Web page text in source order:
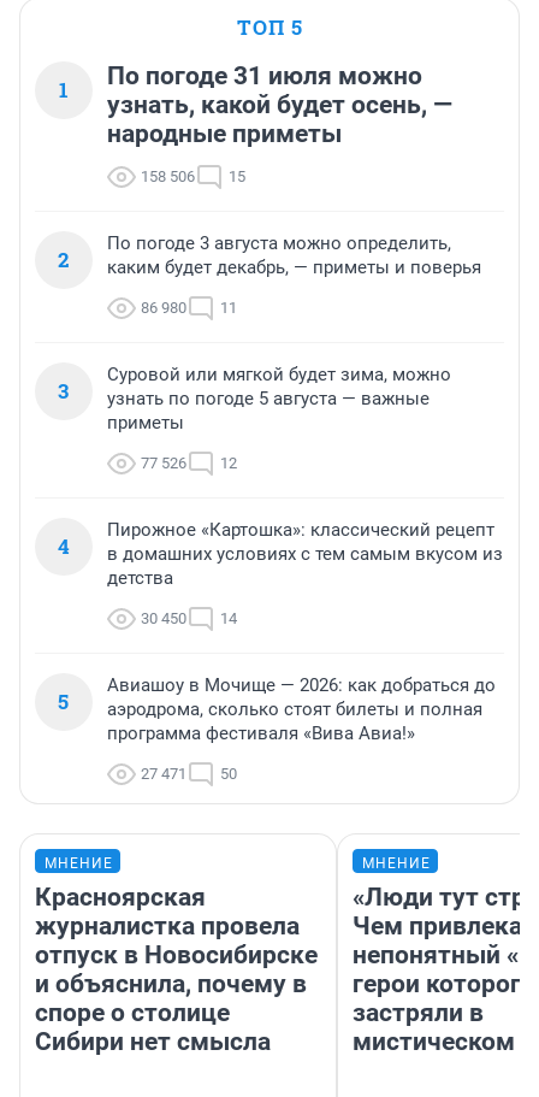
ТОП 5
1
По погоде 31 июля можно
узнать, какой будет осень, —
народные приметы
158 506 15
2
По погоде 3 августа можно определить,
каким будет декабрь, — приметы и поверья
86 980 11
3
Суровой или мягкой будет зима, можно
узнать по погоде 5 августа — важные
приметы
77 526 12
4
Пирожное «Картошка»: классический рецепт
в домашних условиях с тем самым вкусом из
детства
30 450 14
5
Авиашоу в Мочище — 2026: как добраться до
аэродрома, сколько стоят билеты и полная
программа фестиваля «Вива Авиа!»
27 471 50
МНЕНИЕ
Красноярская
журналистка провела
отпуск в Новосибирске
и объяснила, почему в
споре о столице
Сибири нет смысла
МНЕНИЕ
«Люди тут
Чем
непонятный
герои которого
застряли в
мистическом